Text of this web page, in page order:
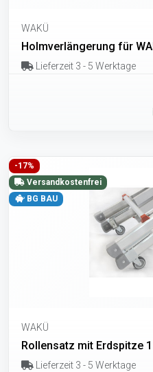
WAKÜ
Holmverlängerung für
Lieferzeit 3 - 5 Werktage
-17%
Versandkostenfrei
BG BAU
WAKÜ
Rollensatz mit Erdspitze
Lieferzeit 3 - 5 Werktage